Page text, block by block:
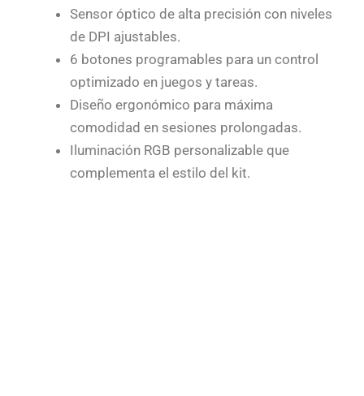
Sensor óptico de alta precisión con niveles
de DPI ajustables.
6 botones programables para un control
optimizado en juegos y tareas.
Diseño ergonómico para máxima
comodidad en sesiones prolongadas.
Iluminación RGB personalizable que
complementa el estilo del kit.